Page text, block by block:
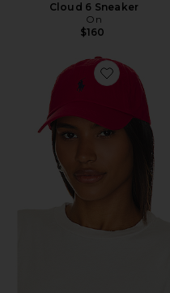
Cloud 6 Sneaker
On
$160
Favorite